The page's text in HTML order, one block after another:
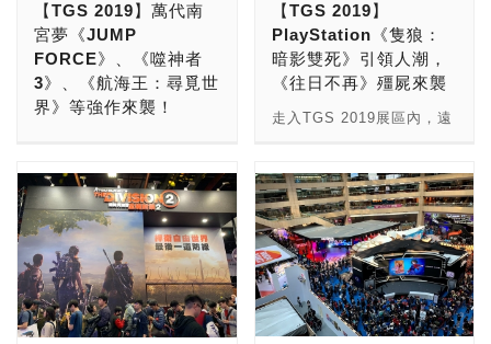
國等外商來設攤，展示其產
品或服務。包括遊戲內容、
遊戲引擎、開發平台、軟體
函式庫、防弊工具、客戶服
務…等等，提供遊戲開發者
部份，本屆也在此區舉辦，
有近30位來自國內外的遊
戲產業先進，聚集於此來發
表最新的產業趨勢、開發設
計分享、獨立遊戲經驗談、
虛擬實境、市場行銷等議
題，以與同業分享。 當今
戰《黑色沙漠MOBILE》頭
目。 除了試玩機台以外，
已連續舉辦第三屆的2019
年《阿勒沙競技場爭霸
賽》，本次總決賽將於1/27
同的嶄新賽制，將更加考驗
團隊合作以及戰術運用的實
力。
之塔》製作人朱天健先生表
示：「《神魔之塔》其中一
重要營運方針是聆聽玩家心
聲，以往電玩展節我們都會
與玩家傾談，再在遊戲進行
週年之際也能與時並進，和
眾玩家邁向新一年。」
【TGS 2019】萬代南
宮夢《JUMP
FORCE》、《噬神者
3》、《航海王：尋覓世
界》等強作來襲！
的攤位，雖然並未把去年在
日本東京電玩展的全鋼骨骨
架的攤位設計直接移到台北
電玩展中，不過現場還是可
以看到重點遊戲《噬神者
3》的巨型魔獸雕像！看得
真的是讓小編有些熱血沸騰
【TGS 2019】
PlayStation《隻狼：
暗影雙死》引領人潮，
《往日不再》殭屍來襲
走入TGS 2019展區內，遠
像，小編不用細看就知道絕
對是《隻狼：暗影雙死》
了！(眼神亮 《隻狼：暗影
雙死》是由《暗黑靈魂》系
列開發商FromSoftware開
發的「折磨玩家不償命」遊
戲，這次的遊戲舞台來到日